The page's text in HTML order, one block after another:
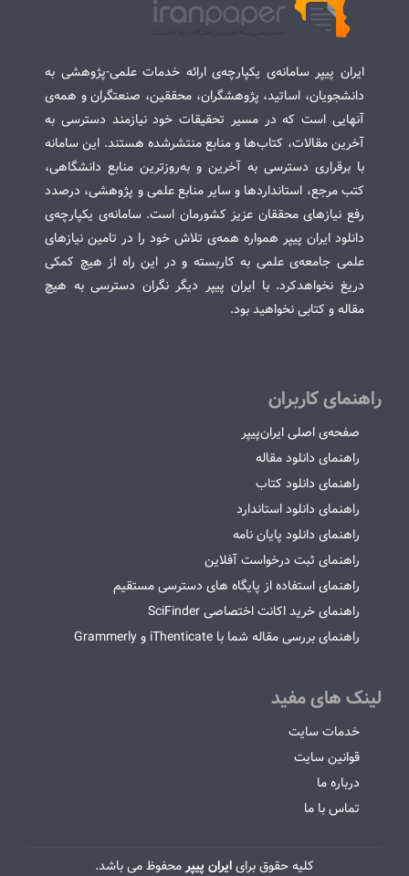
ایران پیپر سامانه‌ی یکپارچه‌ی ارائه خدمات علمی-پژوهشی به
دانشجویان، اساتید، پژوهشگران، محققین، صنعتگران و همه‌ی
آنهایی است که در مسیر تحقیقات خود نیازمند دسترسی به
آخرین مقالات، کتاب‌ها و منابع منتشرشده هستند. این سامانه
با برقراری دسترسی به آخرین و به‌روزترین منابع دانشگاهی،
کتب مرجع، استانداردها و سایر منابع علمی و پژوهشی، درصدد
رفع نیازهای محققان عزیز کشورمان است. سامانه‌ی یکپارچه‌ی
دانلود ایران پیپر همواره همه‌ی تلاش خود را در تامین نیازهای
علمی جامعه‌ی علمی به کاربسته و در این راه از هیچ کمکی
دریغ نخواهدکرد. با ایران پیپر دیگر نگران دسترسی به هیچ
مقاله و کتابی نخواهید بود.
راهنمای کاربران
صفحه‌ی اصلی ایران‌پیپر
راهنمای دانلود مقاله
راهنمای دانلود کتاب
راهنمای دانلود استاندارد
راهنمای دانلود پایان نامه
راهنمای ثبت درخواست آفلاین
راهنمای استفاده از پایگاه های دسترسی مستقیم
راهنمای خرید اکانت اختصاصی SciFinder
راهنمای بررسی مقاله شما با iThenticate و Grammerly
لینک های مفید
خدمات سایت
قوانین سایت
درباره ما
تماس با ما
کلیه حقوق برایایران پیپرمحفوظ می باشد.